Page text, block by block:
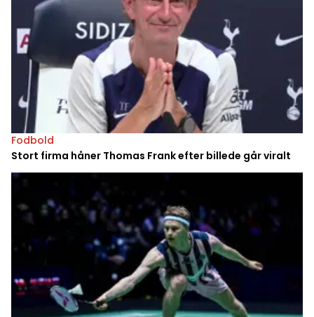
Fodbold
Stort firma håner Thomas Frank efter billede går viralt